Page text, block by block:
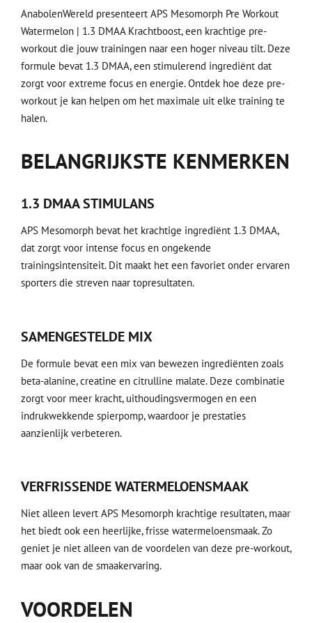
AnabolenWereld presenteert APS Mesomorph Pre Workout
Watermelon | 1.3 DMAA Krachtboost, een krachtige pre-
workout die jouw trainingen naar een hoger niveau tilt. Deze
formule bevat 1.3 DMAA, een stimulerend ingrediënt dat
zorgt voor extreme focus en energie. Ontdek hoe deze pre-
workout je kan helpen om het maximale uit elke training te
halen.
BELANGRIJKSTE KENMERKEN
1.3 DMAA STIMULANS
APS Mesomorph bevat het krachtige ingrediënt 1.3 DMAA,
dat zorgt voor intense focus en ongekende
trainingsintensiteit. Dit maakt het een favoriet onder ervaren
sporters die streven naar topresultaten.
SAMENGESTELDE MIX
De formule bevat een mix van bewezen ingrediënten zoals
beta-alanine, creatine en citrulline malate. Deze combinatie
zorgt voor meer kracht, uithoudingsvermogen en een
indrukwekkende spierpomp, waardoor je prestaties
aanzienlijk verbeteren.
VERFRISSENDE WATERMELOENSMAAK
Niet alleen levert APS Mesomorph krachtige resultaten, maar
het biedt ook een heerlijke, frisse watermeloensmaak. Zo
geniet je niet alleen van de voordelen van deze pre-workout,
maar ook van de smaakervaring.
VOORDELEN